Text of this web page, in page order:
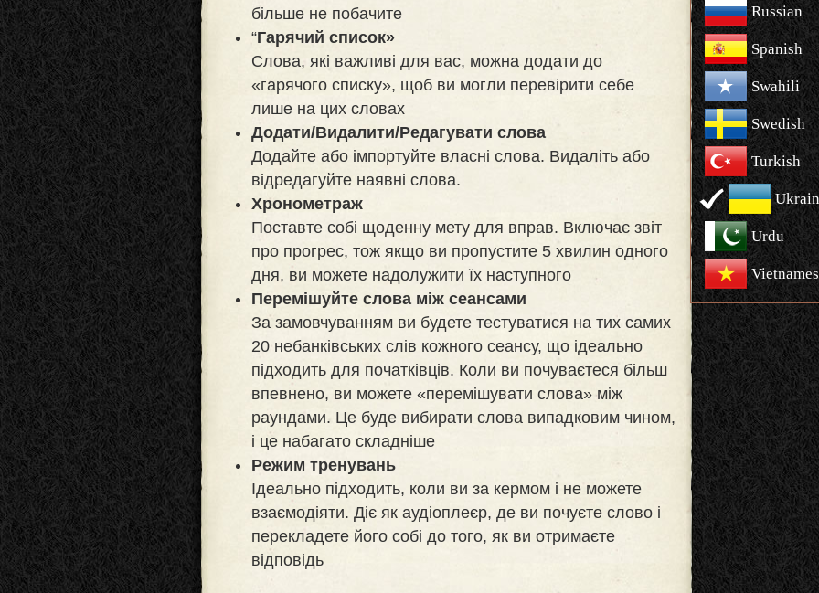
більше не побачите
“Гарячий список»
Слова, які важливі для вас, можна додати до
«гарячого списку», щоб ви могли перевірити себе
лише на цих словах
Додати/Видалити/Редагувати слова
Додайте або імпортуйте власні слова. Видаліть або
відредагуйте наявні слова.
Хронометраж
Поставте собі щоденну мету для вправ. Включає звіт
про прогрес, тож якщо ви пропустите 5 хвилин одного
дня, ви можете надолужити їх наступного
Перемішуйте слова між сеансами
За замовчуванням ви будете тестуватися на тих самих
20 небанківських слів кожного сеансу, що ідеально
підходить для початківців. Коли ви почуваєтеся більш
впевнено, ви можете «перемішувати слова» між
раундами. Це буде вибирати слова випадковим чином,
і це набагато складніше
Режим тренувань
Ідеально підходить, коли ви за кермом і не можете
взаємодіяти. Діє як аудіоплеєр, де ви почуєте слово і
перекладете його собі до того, як ви отримаєте
відповідь
Russian
Spanish
Swahili
Swedish
Turkish
Urdu